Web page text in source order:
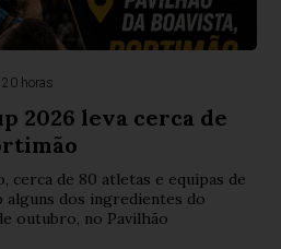
20 horas
2026 leva cerca de
cerca de 80 atletas e equipas de
dos ingredientes do
outubro, no Pavilhão